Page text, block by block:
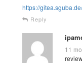
https://
Reply
11